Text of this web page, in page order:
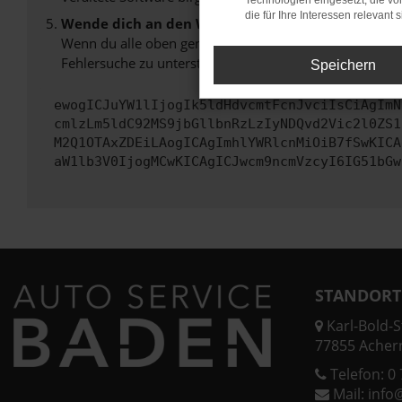
Wende dich an den Webseitenbetreiber.
Wenn du alle oben genannten Schritte versucht hast,
Fehlersuche zu unterstützen:
Karl-Bold-
77855
Telefon: 0
Mail:
die für Ihre Interessen relevant
Speichern